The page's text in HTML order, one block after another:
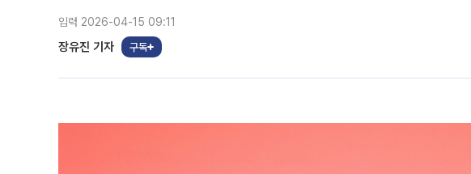
입력 2026-04-15 09:11
장유진 기자 구독